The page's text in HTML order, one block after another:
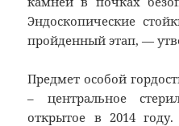
Эндоскопические
пройденный этап, —
Предмет особой
– центральное
открытое в 2014 году.